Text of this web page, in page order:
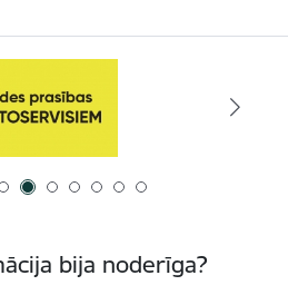
bija noderīga?